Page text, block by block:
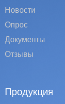
Новости
Опрос
Документы
Отзывы
Продукция